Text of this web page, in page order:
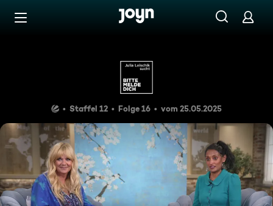
Zum Inhalt springen
Dramatische Infos:
Staffel 12 Folge 16 vom 25.05.2025